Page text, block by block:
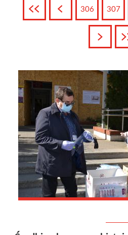
Pierwsza Poprzednia
306 307